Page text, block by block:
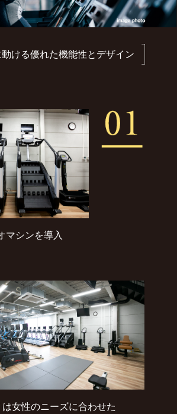
ける優れた機能性とデザイン
マシンを導入
は女性のニーズに合わせた